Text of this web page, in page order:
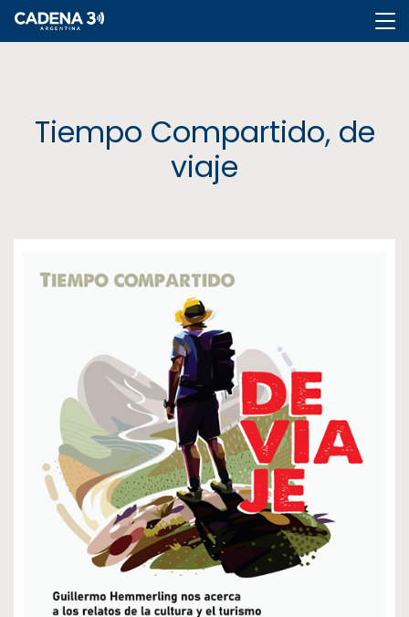
Cadena
Cosquín
Rock
Radio
MediaKit
Tiempo Compartido, de
viaje